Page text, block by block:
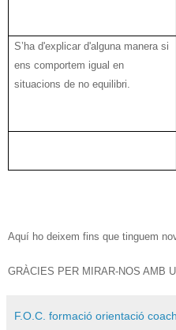
S’had'explicar d'alguna manera si
ens comportem igual en
situacions de no equilibri.
Aquí ho deixem fins que tinguem
GRÀCIES PER MIRAR-NOS AMB
F.O.C. formació orientació